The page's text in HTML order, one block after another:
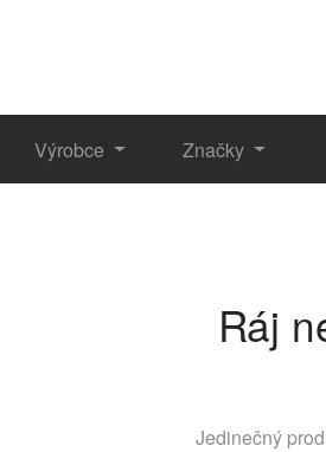
Výrobce Značky
Ráj
Jedinečný